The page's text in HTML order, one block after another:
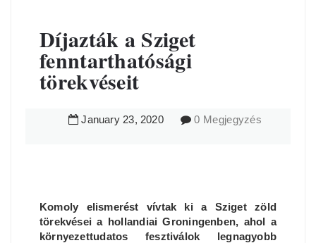
Díjazták a Sziget
fenntarthatósági
törekvéseit
January 23, 2020 0 Megjegyzés
Komoly elismerést vívtak ki a Sziget zöld
törekvései a hollandiai Groningenben, ahol a
környezettudatos fesztiválok legnagyobb